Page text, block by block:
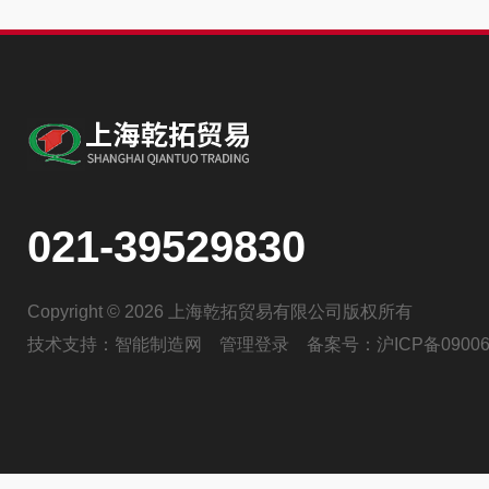
021-39529830
Copyright © 2026 上海乾拓贸易有限公司版权所有
技术支持： 智能制造网 管理登录 备案号： 沪ICP备